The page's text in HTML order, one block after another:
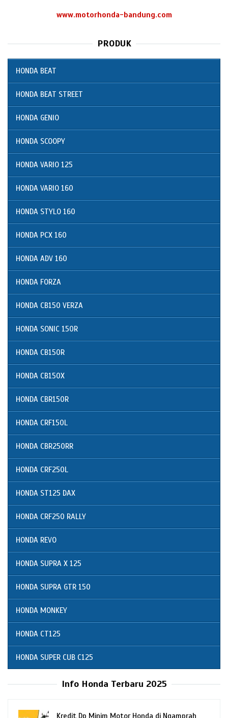
www.motorhonda-bandung.com
PRODUK
HONDA BEAT
HONDA BEAT STREET
HONDA GENIO
HONDA SCOOPY
HONDA VARIO 125
HONDA VARIO 160
HONDA STYLO 160
HONDA PCX 160
HONDA ADV 160
HONDA FORZA
HONDA CB150 VERZA
HONDA SONIC 150R
HONDA CB150R
HONDA CB150X
HONDA CBR150R
HONDA CRF150L
HONDA CBR250RR
HONDA CRF250L
HONDA ST125 DAX
HONDA CRF250 RALLY
HONDA REVO
HONDA SUPRA X 125
HONDA SUPRA GTR 150
HONDA MONKEY
HONDA CT125
HONDA SUPER CUB C125
Info Honda Terbaru 2025
Kredit Dp Minim Motor Honda di Ngamprah